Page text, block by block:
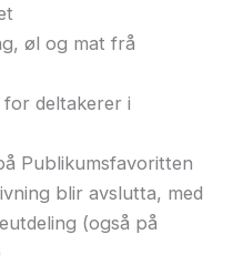
øl og mat frå
for deltakerer i
Publikumsfavoritten
blir avslutta, med
(også på